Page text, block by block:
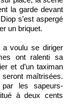
la garde devant
s’est aspergé
un briquet.
a voulu se diriger
ont ralenti sa
et d’un taximan
maîtrisées.
les sapeurs-
à deux cents